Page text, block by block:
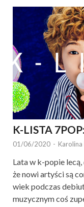
K-LISTA
01/06/2020 - Karolina
Lata w k-popie lecą,
że nowi artyści są
wiek podczas
muzycznym coś